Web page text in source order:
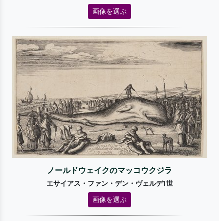
画像を選ぶ
ノールドウェイクのマッコウクジラ
エサイアス・ファン・デン・ヴェルデ1世
画像を選ぶ